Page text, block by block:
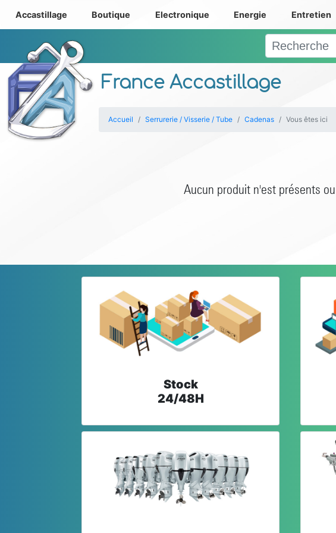
France Accastillage
Accastillage Boutique Electronique Energie Entretien
Accueil Serrurerie / Visserie / Tube Cadenas Vous êtes ici
Aucun produit n'est présents
Stock
24/48H